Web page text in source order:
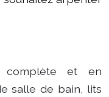
et en
salle de bain, lits